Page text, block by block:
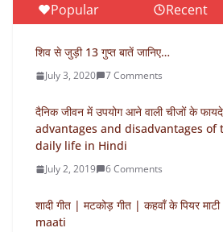
Popular Recent
शिव से जुड़ी 13 गुप्त बातें जानिए…
July 3, 2020 7 Comments
दैनिक जीवन में उपयोग आने वाली चीजों के
advantages and disadvantages of
daily life in Hindi
July 2, 2019 6 Comments
शादी गीत | मटकोड़ गीत | कहवाँ के पियर
maati